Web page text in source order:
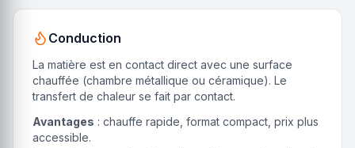
Conduction
La matière est en contact direct avec une surface
chauffée (chambre métallique ou céramique). Le
transfert de chaleur se fait par contact.
Avantages : chauffe rapide, format compact, prix plus
accessible.